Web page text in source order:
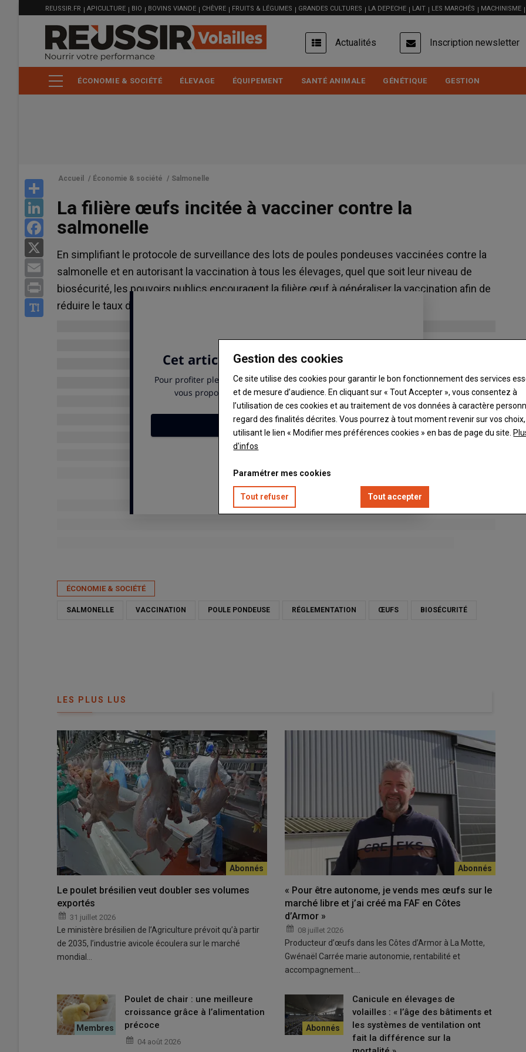
MENU
FILIÈRE
REUSSIR.FR APICULTURE BIO BOVINS VIANDE CHÈVRE FRUITS & LÉGUMES GRANDES CULTURES LA DEPECHE LAIT LES MARCHÉS MACHINISME
USER
ACCOUNT
MENU
Actualités Inscription newsletter
ÉCONOMIE & SOCIÉTÉ ÉLEVAGE ÉQUIPEMENT SANTÉ ANIMALE GÉNÉTIQUE GESTION
LinkedIn
Facebook
Email
Print
Accueil / Économie & société / Salmonelle
La filière œufs incitée à vacciner contre la
salmonelle
En simplifiant le protocole de surveillance des lots de poules pondeuses vaccinées contre la
salmonelle et en autorisant la vaccination à tous les élevages, quel que soit leur niveau de
biosécurité, les pouvoirs publics encouragent la filière œuf à généraliser la vaccination afin de
réduire le taux de prévalence.
Cette évolution réglementaire répond à une demande de la profession d’aligner les méthodes de surveillance sur les
pratiques des autres pays européens, seule la France réalisant des prélèvements dans l’environnement.
© P. Le Douarin
Alors que l’utilisation de vaccins vivants contreSalmonella Enteritidis (S.E) etTyphimurium(S.T) n’est autorisée en
poules pondeuses que depuis mars 2023, la France passe à la vitesse supérieure en encourageant désormais les
producteurs à vacciner contre cette bactérie zoonotique, sans aller jusqu’à rendre la vaccination obligatoire comme le
Lire aussi :Les bénéfices attendus des vaccins vivants salmonelle en poule pondeuse
ÉCONOMIE & SOCIÉTÉ
SALMONELLE VACCINATION POULE PONDEUSE RÉGLEMENTATION ŒUFS BIOSÉCURITÉ
LES PLUS LUS
Le poulet brésilien veut doubler ses volumes
exportés
31 juillet 2026
Le ministère brésilien de l’Agriculture prévoit qu’à partir
de 2035, l’industrie avicole écoulera sur le marché
mondial…
« Pour être autonome, je vends mes œufs sur le
marché libre et j’ai créé ma FAF en Côtes
d’Armor »
08 juillet 2026
Producteur d’œufs dans les Côtes d’Armor à La Motte,
Gwénaël Carrée marie autonomie, rentabilité et
accompagnement.…
Poulet de chair : une meilleure
croissance grâce à l’alimentation
précoce
04 août 2026
Canicule en élevages de
volailles : « l’âge des bâtiments et
les systèmes de ventilation ont
fait la différence sur la
Gestion des cookies
Ce site utilise des cookies pour garantir le bon fonctionnement des services
et de mesure d’audience. En cliquant sur « Tout Accepter », vous consentez à
l’utilisation de ces cookies et au traitement de vos données à caractère
regard des finalités décrites. Vous pourrez à tout moment revenir sur vos
utilisant le lien « Modifier mes préférences cookies » en bas de page du site.
d'infos
Paramétrer mes cookies
Tout refuser Tout accepter